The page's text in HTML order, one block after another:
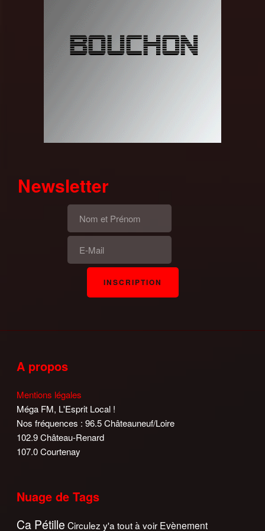
Newsletter
A propos
Mentions légales
Méga FM, L'Esprit Local !
Nos fréquences : 96.5 Châteauneuf/Loire
102.9 Château-Renard
107.0 Courtenay
Nuage de Tags
Ca Pétille Circulez y'a tout à voir Evènement